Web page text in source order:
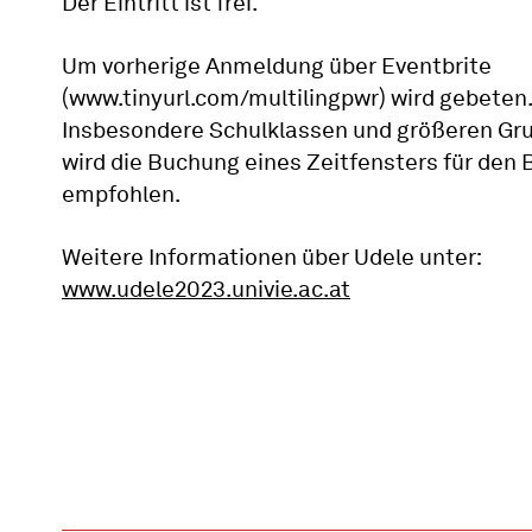
Um vorherige Anmeldung über Eventbrite
(www.tinyurl.com/multilingpwr) wird gebeten.
Insbesondere Schulklassen und größeren
wird die Buchung eines Zeitfensters für den
empfohlen.
Weitere Informationen über Udele unter:
www.udele2023.univie.ac.at